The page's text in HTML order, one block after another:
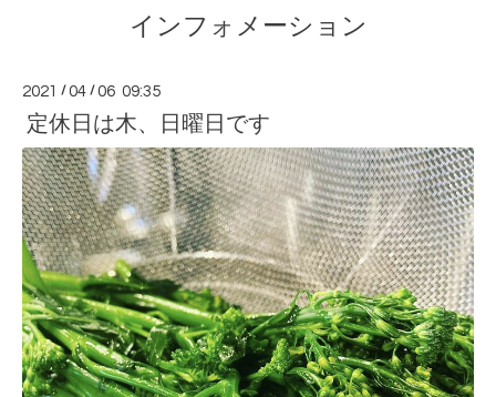
インフォメーション
2021 /04 /06 09:35
定休日は木、日曜日です